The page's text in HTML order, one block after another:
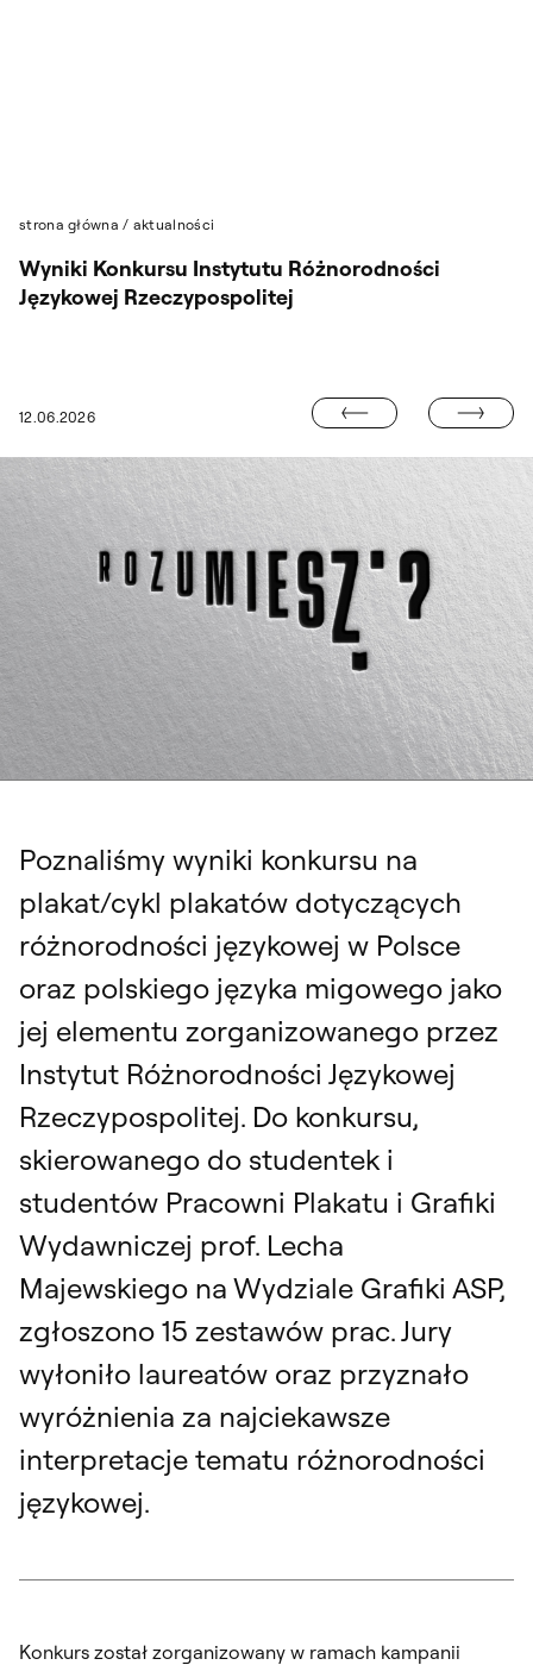
strona główna / aktualności
12.06.2026
Wyniki Konkursu Instytutu Różnorodności
Językowej Rzeczypospolitej
KONKURS NA MURAL „KPO. EFEKTY NA LATA”
ART FOR
Poznaliśmy wyniki konkursu na
plakat/cykl plakatów dotyczących
różnorodności językowej w Polsce
oraz polskiego języka migowego jako
jej elementu zorganizowanego przez
Instytut Różnorodności Językowej
Rzeczypospolitej. Do konkursu,
skierowanego do studentek i
studentów Pracowni Plakatu i Grafiki
Wydawniczej prof. Lecha
Majewskiego na Wydziale Grafiki ASP,
zgłoszono 15 zestawów prac. Jury
wyłoniło laureatów oraz przyznało
wyróżnienia za najciekawsze
interpretacje tematu różnorodności
językowej.
Konkurs został zorganizowany w ramach kampanii